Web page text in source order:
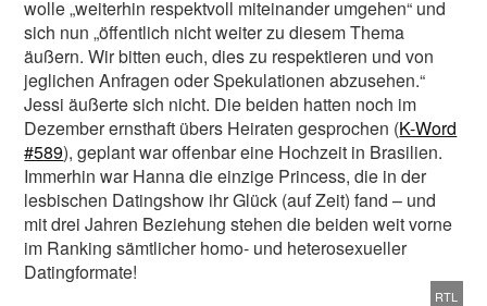
wolle „weiterhin respektvoll miteinander umgehen“ und
sich nun „öffentlich nicht weiter zu diesem Thema
äußern. Wir bitten euch, dies zu respektieren und von
jeglichen Anfragen oder Spekulationen abzusehen.“
Jessi äußerte sich nicht. Die beiden hatten noch im
Dezember ernsthaft übers Heiraten gesprochen (K-Word
#589), geplant war offenbar eine Hochzeit in Brasilien.
Immerhin war Hanna die einzige Princess, die in der
lesbischen Datingshow ihr Glück (auf Zeit) fand – und
mit drei Jahren Beziehung stehen die beiden weit vorne
im Ranking sämtlicher homo- und heterosexueller
Datingformate!
RTL